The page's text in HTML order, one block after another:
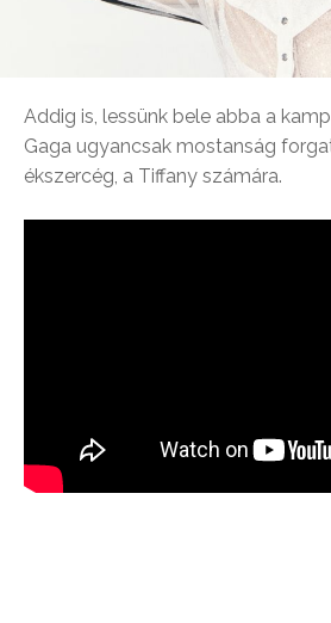
Addig is, lessünk bele abba a
Gaga ugyancsak mostanság
ékszercég, a Tiffany számára.